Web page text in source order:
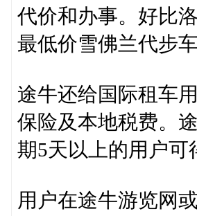
代价和办事。好比
最低价雪佛兰代步
途牛还给国际租车
保险及本地税费。
期5天以上的用户可
用户在途牛游览网